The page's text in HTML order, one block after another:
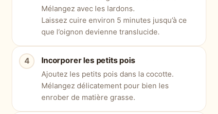
Mélangez avec les lardons.
Laissez cuire environ 5 minutes jusqu’à ce
que l’oignon devienne translucide.
Incorporer les petits pois
Ajoutez les petits pois dans la cocotte.
Mélangez délicatement pour bien les
enrober de matière grasse.